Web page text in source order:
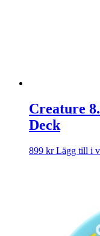
Creature
Deck
899 kr Lägg till i